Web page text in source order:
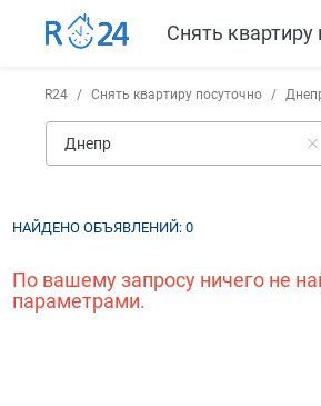
Снять
R24 / Снять квартиру посуточно /
НАЙДЕНО ОБЪЯВЛЕНИЙ: 0
По вашему запросу ничего не
параметрами.